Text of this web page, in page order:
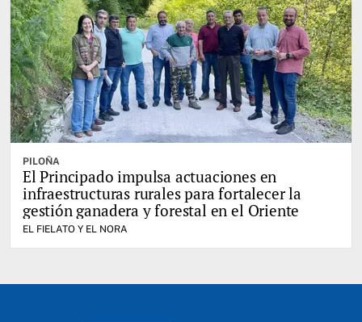
PILOÑA
El Principado impulsa actuaciones en
infraestructuras rurales para fortalecer la
gestión ganadera y forestal en el Oriente
EL FIELATO Y EL NORA